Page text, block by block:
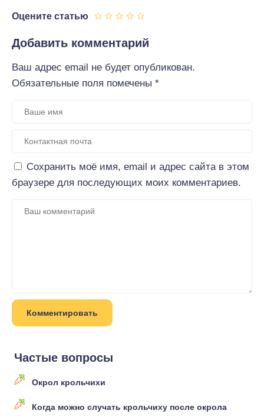
Оцените статью
Добавить комментарий
Ваш адрес email не будет опубликован.
Обязательные поля помечены *
Сохранить моё имя, email и адрес сайта в этом
браузере для последующих моих комментариев.
Частые вопросы
Окрол крольчихи
Когда можно случать крольчиху после окрола